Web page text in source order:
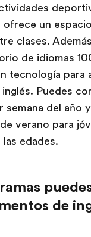
ofrece un
clases.
de idiomas
tecnología para
Puedes
semana del año
verano para
edades.
de